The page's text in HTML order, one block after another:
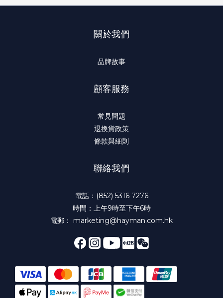
關於我們
品牌故事
顧客服務
常見問題
退換貨政策
條款與細則
聯絡我們
電話：(852) 5316 7276
時間：上午9時至下午6時
電郵： marketing@hayman.com.hk